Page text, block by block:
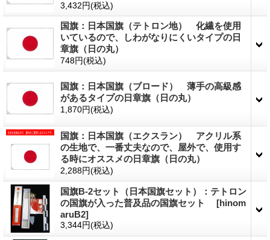
3,432円(税込)
国旗：日本国旗（テトロン地） 化繊を使用
いているので、しわがなりにくいタイプの日
章旗（日の丸）
748円(税込)
国旗：日本国旗（ブロード） 薄手の高級感
があるタイプの日章旗（日の丸）
1,870円(税込)
国旗：日本国旗（エクスラン） アクリル系
の生地で、一番丈夫なので、屋外で、使用す
る時にオススメの日章旗（日の丸）
2,288円(税込)
国旗B-2セット（日本国旗セット）：テトロン
の国旗が入った普及品の国旗セット
[hinom
aruB2]
3,344円(税込)